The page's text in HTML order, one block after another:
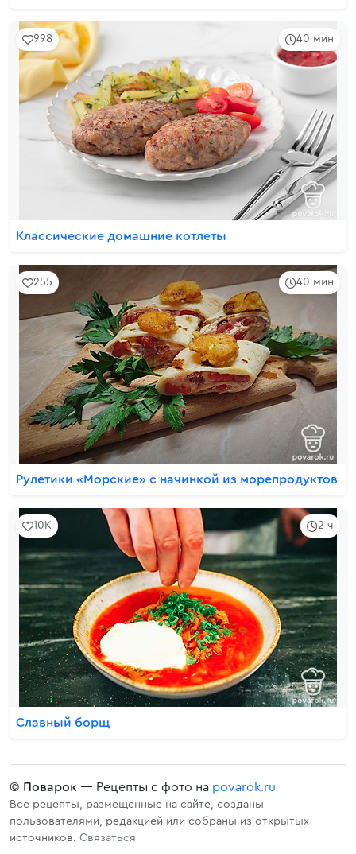
40 мин
998
Классические домашние котлеты
40 мин
255
Рулетики «Морские» с начинкой из морепродуктов
2 ч
10K
Славный борщ
© Поварок — Рецепты с фото на povarok.ru
Все рецепты, размещенные на сайте, созданы
пользователями, редакцией или собраны из открытых
источников. Связаться